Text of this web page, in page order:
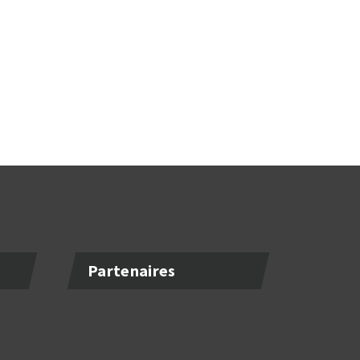
Partenaires